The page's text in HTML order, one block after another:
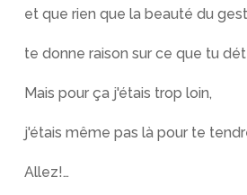
et que rien que la beauté du
te donne raison sur ce que tu
Mais pour ça j'étais trop loin,
j'étais même pas là pour te
Allez!…